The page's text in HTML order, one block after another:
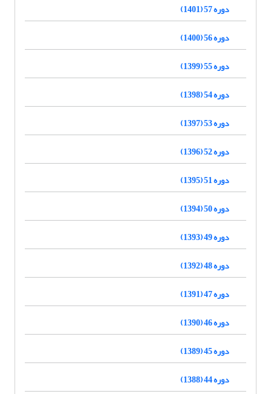
دوره 57 (1401)
دوره 56 (1400)
دوره 55 (1399)
دوره 54 (1398)
دوره 53 (1397)
دوره 52 (1396)
دوره 51 (1395)
دوره 50 (1394)
دوره 49 (1393)
دوره 48 (1392)
دوره 47 (1391)
دوره 46 (1390)
دوره 45 (1389)
دوره 44 (1388)